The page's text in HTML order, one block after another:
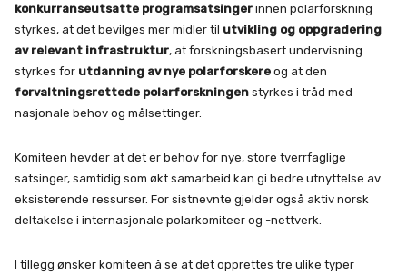
konkurranseutsatte programsatsinger innen polarforskning
styrkes, at det bevilges mer midler til utvikling og oppgradering
av relevant infrastruktur, at forskningsbasert undervisning
styrkes for utdanning av nye polarforskere og at den
forvaltningsrettede polarforskningen styrkes i tråd med
nasjonale behov og målsettinger.
Komiteen hevder at det er behov for nye, store tverrfaglige
satsinger, samtidig som økt samarbeid kan gi bedre utnyttelse av
eksisterende ressurser. For sistnevnte gjelder også aktiv norsk
deltakelse i internasjonale polarkomiteer og -nettverk.
I tillegg ønsker komiteen å se at det opprettes tre ulike typer